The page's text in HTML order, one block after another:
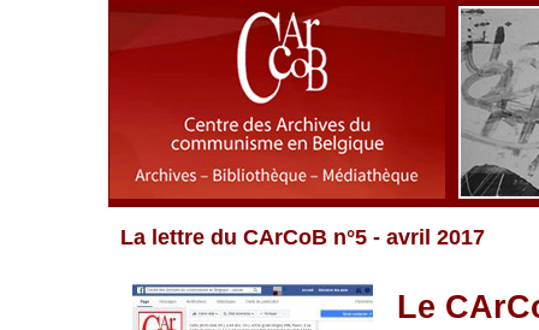
La lettre du CArCoB n°5 - avril 2017
Le